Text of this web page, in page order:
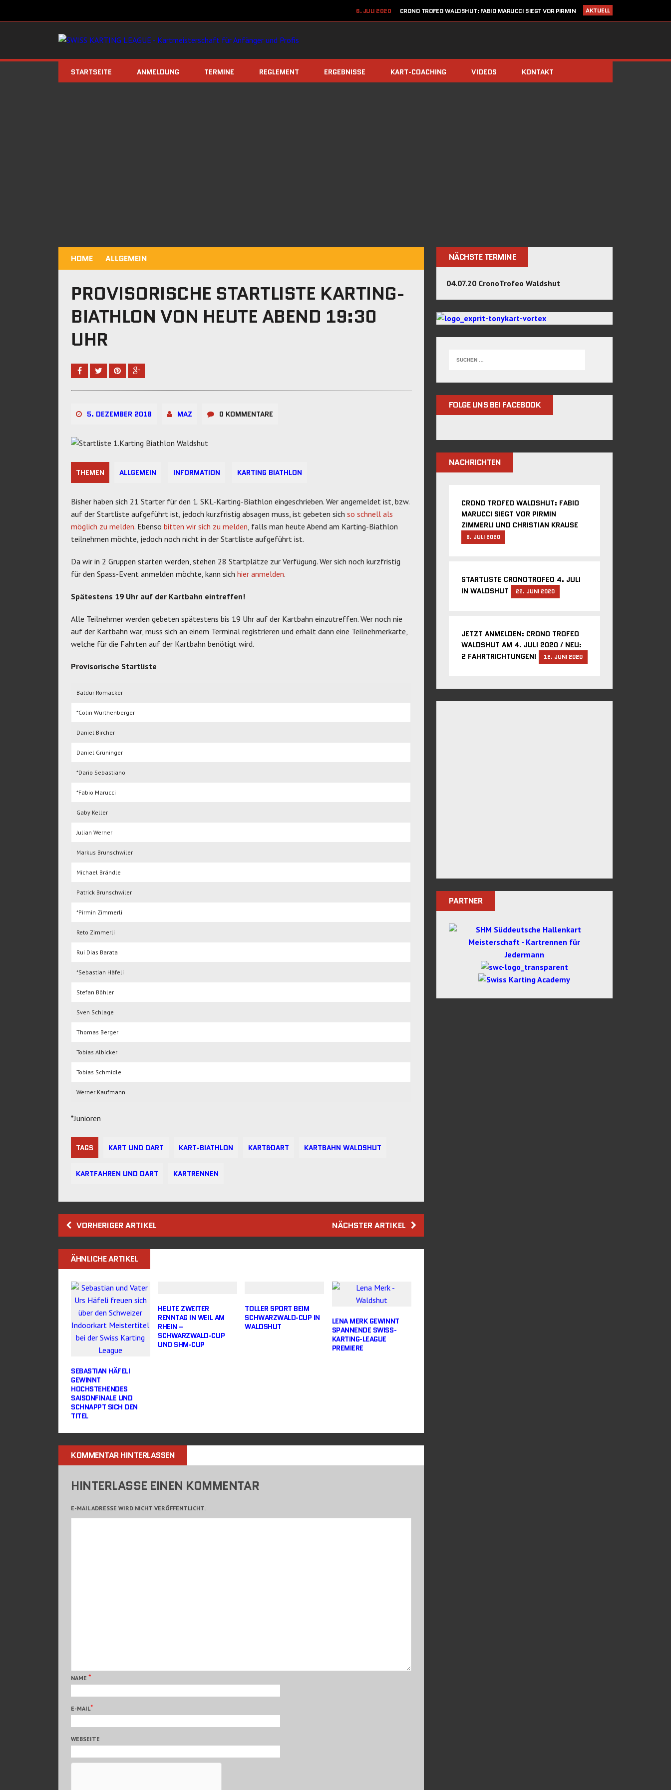
AKTUELL
6. JULI 2020
CRONO TROFEO WALDSHUT: FABIO MARUCCI SIEGT VOR PIRMIN
14. MÄRZ 2020
SAISONSTART ABGESAGT!!
8. DEZEMBER 2019
TEAM ZIMMERBERG (ZIMMERLI/BERGER) UND DOMINIK STÖCKS DIE
STARTSEITE ANMELDUNG TERMINE REGLEMENT ERGEBNISSE KART-COACHING VIDEOS KONTAKT
HOME ALLGEMEIN
PROVISORISCHE STARTLISTE KARTING-
BIATHLON VON HEUTE ABEND 19:30
UHR
5. DEZEMBER 2018 MAZ 0 KOMMENTARE
THEMEN ALLGEMEIN INFORMATION KARTING BIATHLON
Bisher haben sich 21 Starter für den 1. SKL-Karting-Biathlon eingeschrieben. Wer angemeldet ist, bzw.
auf der Startliste aufgeführt ist, jedoch kurzfristig absagen muss, ist gebeten sich so schnell als
möglich zu melden. Ebenso bitten wir sich zu melden, falls man heute Abend am Karting-Biathlon
teilnehmen möchte, jedoch noch nicht in der Startliste aufgeführt ist.
Da wir in 2 Gruppen starten werden, stehen 28 Startplätze zur Verfügung. Wer sich noch kurzfristig
für den Spass-Event anmelden möchte, kann sich hier anmelden.
Spätestens 19 Uhr auf der Kartbahn eintreffen!
Alle Teilnehmer werden gebeten spätestens bis 19 Uhr auf der Kartbahn einzutreffen. Wer noch nie
auf der Kartbahn war, muss sich an einem Terminal registrieren und erhält dann eine Teilnehmerkarte,
welche für die Fahrten auf der Kartbahn benötigt wird.
Provisorische Startliste
Baldur Romacker
*Colin Würthenberger
Daniel Bircher
Daniel Grüninger
*Dario Sebastiano
*Fabio Marucci
Gaby Keller
Julian Werner
Markus Brunschwiler
Michael Brändle
Patrick Brunschwiler
*Pirmin Zimmerli
Reto Zimmerli
Rui Dias Barata
*Sebastian Häfeli
Stefan Böhler
Sven Schlage
Thomas Berger
Tobias Albicker
Tobias Schmidle
Werner Kaufmann
*Junioren
TAGS KART UND DART KART-BIATHLON KART&DART KARTBAHN WALDSHUT
KARTFAHREN UND DART KARTRENNEN
VORHERIGER ARTIKEL NÄCHSTER ARTIKEL
ÄHNLICHE ARTIKEL
SEBASTIAN HÄFELI
GEWINNT
HOCHSTEHENDES
SAISONFINALE UND
SCHNAPPT SICH DEN
TITEL
HEUTE ZWEITER
RENNTAG IN WEIL AM
RHEIN –
SCHWARZWALD-CUP
UND SHM-CUP
TOLLER SPORT BEIM
SCHWARZWALD-CUP IN
WALDSHUT
LENA MERK GEWINNT
SPANNENDE SWISS-
KARTING-LEAGUE
PREMIERE
KOMMENTAR HINTERLASSEN
HINTERLASSE EINEN KOMMENTAR
E-MAIL ADRESSE WIRD NICHT VERÖFFENTLICHT.
NAME *
E-MAIL*
WEBSEITE
NÄCHSTE TERMINE
04.07.20 CronoTrofeo Waldshut
FOLGE UNS BEI FACEBOOK
NACHRICHTEN
CRONO TROFEO WALDSHUT: FABIO
MARUCCI SIEGT VOR PIRMIN
ZIMMERLI UND CHRISTIAN KRAUSE
6. JULI 2020
STARTLISTE CRONOTROFEO 4. JULI
IN WALDSHUT
22. JUNI 2020
JETZT ANMELDEN: CRONO TROFEO
WALDSHUT AM 4. JULI 2020 / NEU:
2 FAHRTRICHTUNGEN!
12. JUNI 2020
PARTNER